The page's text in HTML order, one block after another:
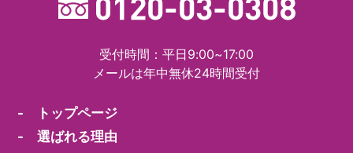
受付時間：平日9:00~17:00
メールは年中無休24時間受付
- トップページ
- 選ばれる理由